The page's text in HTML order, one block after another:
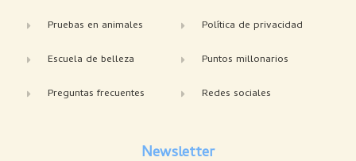
Pruebas en animales
Escuela de belleza
Preguntas frecuentes
Política de privacidad
Puntos millonarios
Redes sociales
Newsletter